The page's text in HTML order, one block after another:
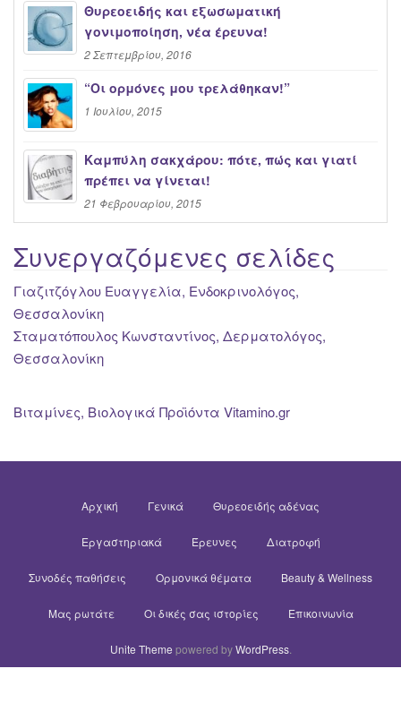
Θυρεοειδής και εξωσωματική
γονιμοποίηση, νέα έρευνα!
2 Σεπτεμβρίου, 2016
“Oι ορμόνες μου τρελάθηκαν!”
1 Ιουλίου, 2015
Καμπύλη σακχάρου: πότε, πώς και γιατί
πρέπει να γίνεται!
21 Φεβρουαρίου, 2015
Συνεργαζόμενες σελίδες
Γιαζιτζόγλου Ευαγγελία, Ενδοκρινολόγος,
Θεσσαλονίκη
Σταματόπουλος Κωνσταντίνος, Δερματολόγος,
Θεσσαλονίκη
Βιταμίνες, Βιολογικά Προϊόντα Vitamino.gr
Αρχική Γενικά Θυρεοειδής αδένας
Εργαστηριακά Έρευνες Διατροφή
Συνοδές παθήσεις Ορμονικά θέματα Beauty & Wellness
Μας ρωτάτε Οι δικές σας ιστορίες Επικοινωνία
Unite Theme powered byWordPress.